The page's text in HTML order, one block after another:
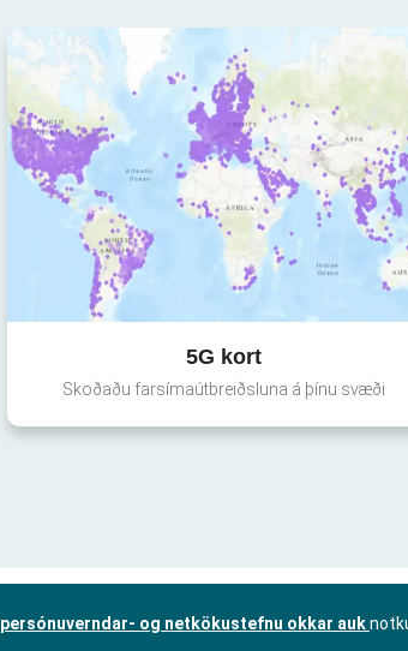
5G kort
Skoðaðu farsímaútbreiðsluna á þínu svæði
persónuverndar- og netkökustefnu okkar auk